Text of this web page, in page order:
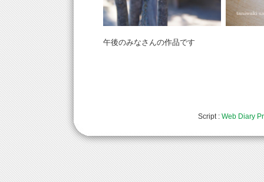
午後のみなさんの作品です
Script : Web Diary